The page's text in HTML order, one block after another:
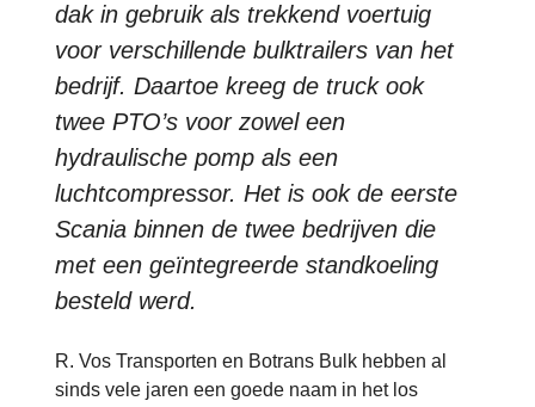
dak in gebruik als trekkend voertuig
voor verschillende bulktrailers van het
bedrijf. Daartoe kreeg de truck ook
twee PTO’s voor zowel een
hydraulische pomp als een
luchtcompressor. Het is ook de eerste
Scania binnen de twee bedrijven die
met een geïntegreerde standkoeling
besteld werd.
R. Vos Transporten en Botrans Bulk hebben al
sinds vele jaren een goede naam in het los